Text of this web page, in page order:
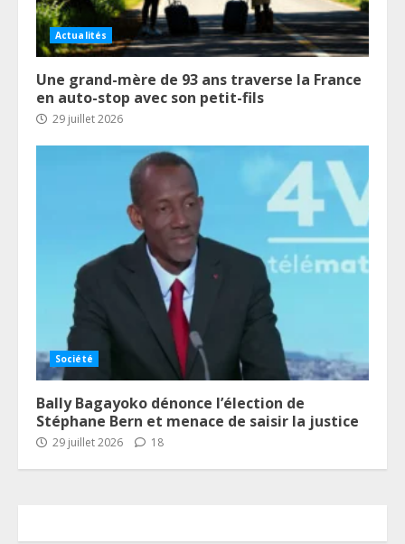
Actualités
Une grand-mère de 93 ans traverse la France
en auto-stop avec son petit-fils
29 juillet 2026
Société
Bally Bagayoko dénonce l’élection de
Stéphane Bern et menace de saisir la justice
29 juillet 2026 18